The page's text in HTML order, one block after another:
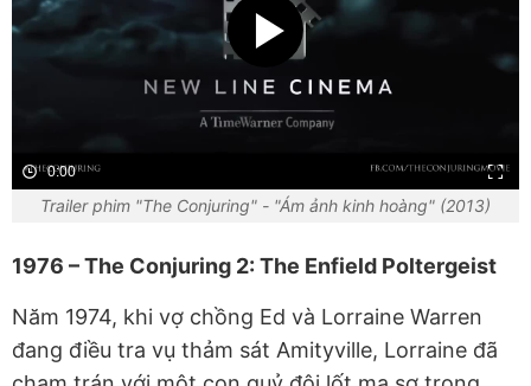
0:00
Trailer phim "The Conjuring" - "Ám ảnh kinh hoàng" (2013)
1976 – The Conjuring 2: The Enfield Poltergeist
Năm 1974, khi vợ chồng Ed và Lorraine Warren
đang điều tra vụ thảm sát Amityville, Lorraine đã